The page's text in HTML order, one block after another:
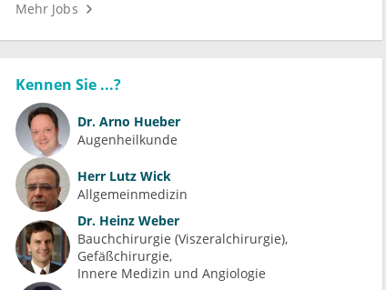
Mehr Jobs
Kennen Sie ...?
Dr. Arno Hueber
Augenheilkunde
Herr Lutz Wick
Allgemeinmedizin
Dr. Heinz Weber
Bauchchirurgie (Viszeralchirurgie)
Gefäßchirurgie
Innere Medizin und Angiologie